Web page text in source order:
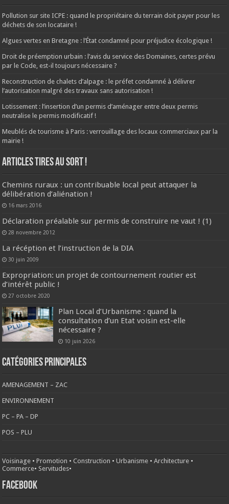
Pollution sur site ICPE : quand le propriétaire du terrain doit payer pour les
déchets de son locataire !
Algues vertes en Bretagne : l’État condamné pour préjudice écologique !
Droit de préemption urbain : l’avis du service des Domaines, certes prévu
par le Code, est-il toujours nécessaire ?
Reconstruction de chalets d’alpage : le préfet condamné à délivrer
l’autorisation malgré des travaux sans autorisation !
Lotissement : l’insertion d’un permis d’aménager entre deux permis
neutralise le permis modificatif !
Meublés de tourisme à Paris : verrouillage des locaux commerciaux par la
mairie !
ARTICLES TIRES AU SORT !
Chemins ruraux : un contribuable local peut attaquer la
délibération d’aliénation !
16 mars 2016
Déclaration préalable sur permis de construire ne vaut ! (1)
28 novembre 2012
La récéption et l’instruction de la DIA
30 juin 2009
Expropriation: un projet de contournement routier est
d’intérêt public !
27 octobre 2020
Plan Local d’Urbanisme : quand la
consultation d’un Etat voisin est-elle
nécessaire ?
10 juin 2026
CATÉGORIES PRINCIPALES
AMENAGEMENT – ZAC
ENVIRONNEMENT
PC – PA – DP
POS – PLU
Voisinage •Promotion •Construction •Urbanisme •Architecture •
Commerce• Servitudes•
FACEBOOK